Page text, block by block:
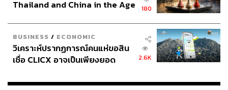
Thailand and China in the Age
180
BUSINESS / ECONOMIC
วิเคราะห์ปรากฏการณ์คนแห่ขอสิน
เชื่อ CLICX อาจเป็นเพียงยอด
เรือนไทยที่ถูกซุกไว้
2.6K